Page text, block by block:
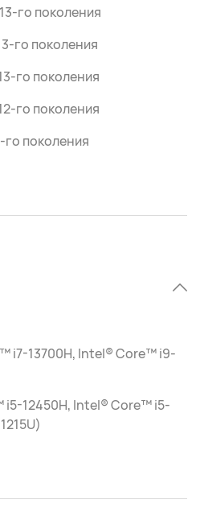
го поколения
го поколения
го поколения
го поколения
поколения
i7-13700H, Intel® Core™ i9-
12450H, Intel® Core™ i5-